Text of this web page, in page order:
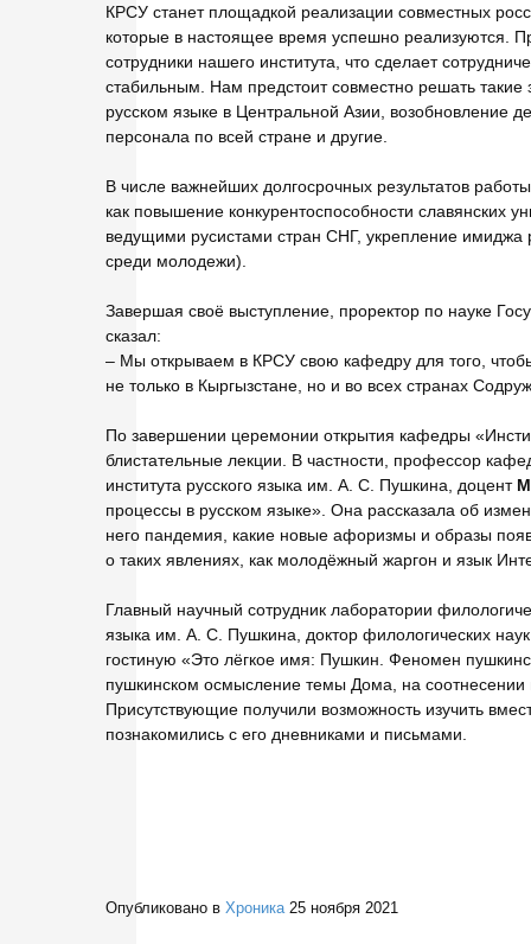
КРСУ станет площадкой реализации совместных
которые в настоящее время успешно реализуются.
сотрудники нашего института, что сделает
стабильным. Нам предстоит совместно решать такие
русском языке в Центральной Азии, возобновление
персонала по всей стране и другие.
В числе важнейших долгосрочных результатов
как повышение конкурентоспособности славянских
ведущими русистами стран СНГ, укрепление имиджа
среди молодежи).
Завершая своё выступление, проректор по науке
сказал:
– Мы открываем в КРСУ свою кафедру для того,
не только в Кыргызстане, но и во всех странах
По завершении церемонии открытия кафедры
блистательные лекции. В частности, профессор
института русского языка им. А. С. Пушкина, доцент
процессы в русском языке». Она рассказала об
него пандемия, какие новые афоризмы и образы
о таких явлениях, как молодёжный жаргон и язык
Главный научный сотрудник лаборатории
языка им. А. С. Пушкина, доктор филологических
гостиную «Это лёгкое имя: Пушкин. Феномен
пушкинском осмысление темы Дома, на соотнесении
Присутствующие получили возможность изучить
познакомились с его дневниками и письмами.
Опубликовано вХроника 25 ноября 2021